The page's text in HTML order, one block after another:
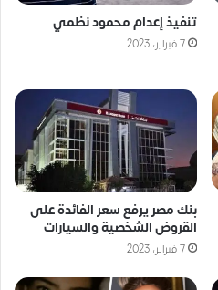
تنفيذ إعدام محمود نظمي
7 فبراير، 2023
بنك مصر يرفع سعر الفائدة على
القروض الشخصية والسيارات
7 فبراير، 2023